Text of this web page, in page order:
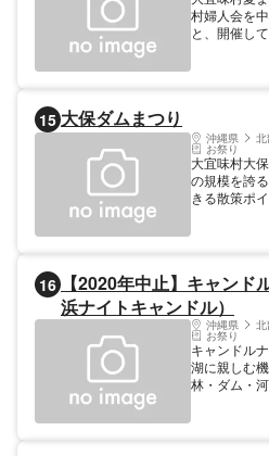
村婦人会を
と、開催し
いに満足し
15 大保ダムまつり
沖縄県 北
お祭り
大宜味村大
の規模を誇
きる散策ポ
16
【2020年中止】キャン
浜ナイトキャンドル）
沖縄県 北
お祭り
キャンドル
湖に親しむ
林・ダム・